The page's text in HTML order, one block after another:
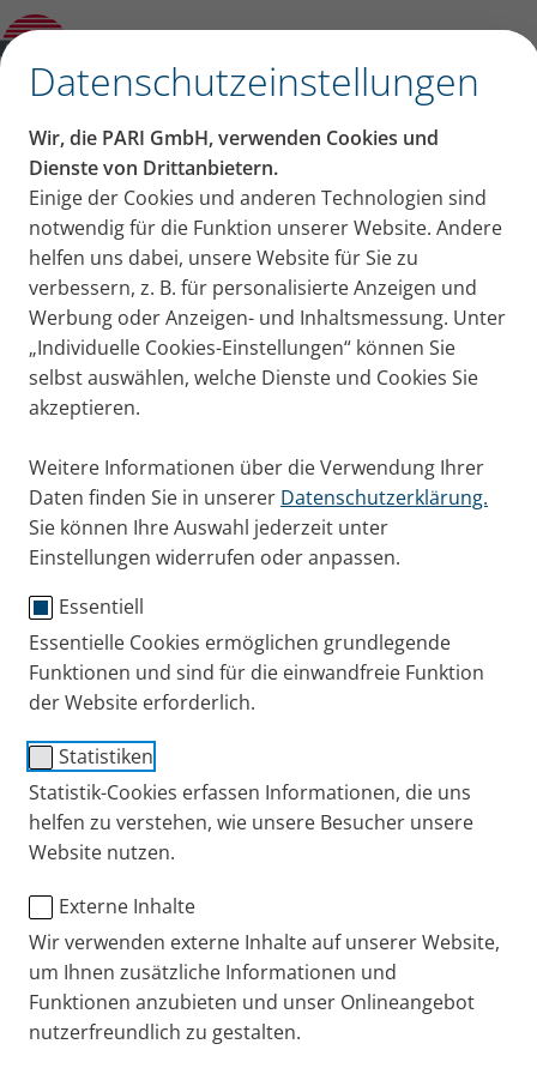
Datenschutzeinstellungen
Wir, die PARI GmbH, verwenden Cookies und
Dienste von Drittanbietern.
Einige der Cookies und anderen Technologien sind
notwendig für die Funktion unserer Website. Andere
helfen uns dabei, unsere Website für Sie zu
verbessern, z. B. für personalisierte Anzeigen und
Werbung oder Anzeigen- und Inhaltsmessung. Unter
„Individuelle Cookies-Einstellungen“ können Sie
selbst auswählen, welche Dienste und Cookies Sie
akzeptieren.
Weitere Informationen über die Verwendung Ihrer
Daten finden Sie in unserer Datenschutzerklärung.
Sie können Ihre Auswahl jederzeit unter
Einstellungen widerrufen oder anpassen.
Essentiell
Essentielle Cookies ermöglichen grundlegende
Funktionen und sind für die einwandfreie Funktion
der Website erforderlich.
Statistiken
Statistik-Cookies erfassen Informationen, die uns
helfen zu verstehen, wie unsere Besucher unsere
Website nutzen.
Externe Inhalte
Wir verwenden externe Inhalte auf unserer Website,
um Ihnen zusätzliche Informationen und
Funktionen anzubieten und unser Onlineangebot
nutzerfreundlich zu gestalten.
Sinubronchitis
Respiratorisches Synzitial-
Virus (RSV): Möglichkeiten
zur Vorbeugung und
Behandlung
Inhalt auf dieser Seite
Steckbrief RSV – die wichtigsten Fakten
Symptome: So äußert sich RSV
Wie gefährlich ist RSV für Kinder?
Wie kann man Kinder schützen?
Wie gefährlich ist RSV für Erwachsene?
Schutz für Erwachsene mit erhötem
Risiko
Behandlung einer RSV‑Infektion
Fazit
Das RSV-Virus kann harmlos wie eine Erkältung mit
Schnupfen, Husten und Halsschmerzen verlaufen
oder insbesondere bei Kleinkindern bis zwei Jahren
schwere Atemwegserkrankungen wie eine
Bronchiolitis verursachen. Die Infektionszahlen
erreichen zwischen November und Februar ihren
Höhepunkt. Erfahren Sie hier, wie Sie Kinder
Virus-Infektion behandelt werden können.
Steckbrief RSV – die
wichtigsten Fakten zum Virus
auf einen Blick